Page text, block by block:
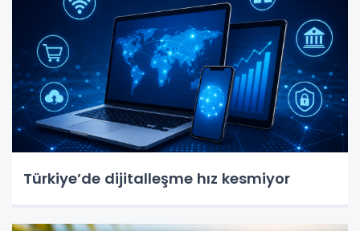
Türkiye’de dijitalleşme hız kesmiyor